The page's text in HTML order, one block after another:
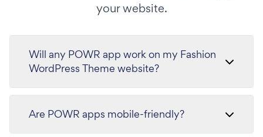
your website.
Will any POWR app work on my Fashion
WordPress Theme website?
Are POWR apps mobile-friendly?